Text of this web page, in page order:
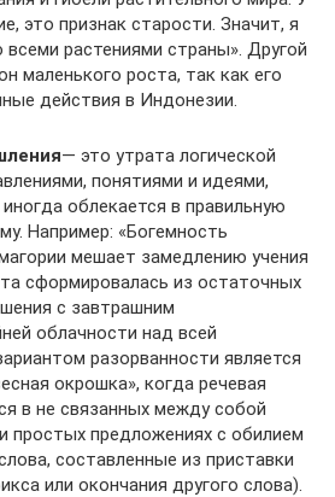
это признак старости. Значит, я
всеми растениями страны». Другой
ма­ленького роста, так как его
действия в Индонезии.
— это утрата логической
понятиями и идеями,
облекается в правильную
Например: «Богемность
мешает замедлению уче­ния
сформировалась из остаточных
с завтрашним
облачности над всей
разорванно­сти является
окрошка», когда речевая
в не связанных между собой
простых предложениях с обилием
составленные из приставки
или окончания другого слова).